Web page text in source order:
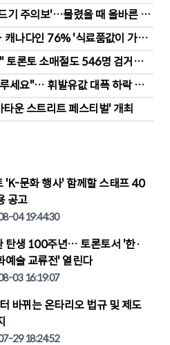
기 주의보'…물렸을 때 올바른 대
나다인 76% '식료품값이 가장
토론토 소매절도 546명 검거…
세요"… 휘발유값 대폭 하락 예
운 스트리트 페스티벌' 개최
'K-문화 행사' 함께할 스태프 40
공고
04 19:44:30
탄생 100주년… 토론토서 '한·
예술 교류전' 열린다
03 16:19:07
바뀌는 온타리오 법규 및 제도
29 18:24:52